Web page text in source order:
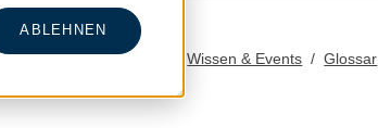
ABLEHNEN
MICROSOFT FABRIC
DE Data & Analytics Wissen & Events Glossar